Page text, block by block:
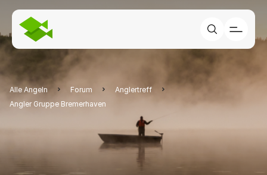
Alle Angeln Forum
Anglertreff
Angler Gruppe Bremerhaven